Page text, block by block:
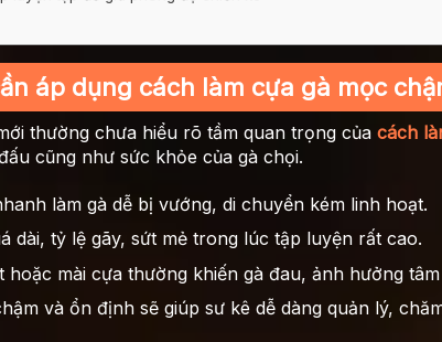
áp dụng cách làm cựa gà mọc
thường chưa hiểu rõ tầm quan trọng của cách
cũng như sức khỏe của gà chọi.
làm gà dễ bị vướng, di chuyển kém linh hoạt.
dài, tỷ lệ gãy, sứt mẻ trong lúc tập luyện rất cao.
hoặc mài cựa thường khiến gà đau, ảnh hưởng
và ổn định sẽ giúp sư kê dễ dàng quản lý,